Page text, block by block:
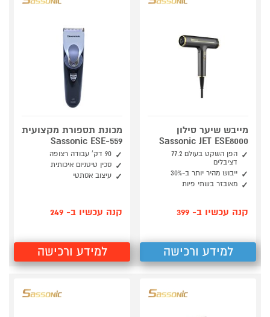
מייבש שיער סילון
Sassonic JET ESE8000
הפן השקט בעולם 77.2
דציבלים
ייבוש מהיר יותר ב-30%
מאובזר בשתי פיות
קנה עכשיו ב- 399
למידע ורכישה
מכונת תספורת מקצועית
Sassonic ESE-559
90 דק' עבודה רצופה
סכין טיטניום איכותית
עיצוב אסתטי
קנה עכשיו ב- 249
למידע ורכישה